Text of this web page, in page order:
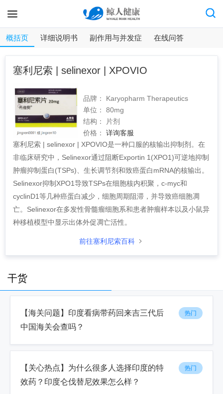
概括页 详细说明书 副作用与并发症 在线问答
塞利尼索 | selinexor | XPOVIO
品牌： Karyopharm Therapeutics
单位： 80mg
结构：
片剂
价格： 详询客服
塞利尼索 | selinexor | XPOVIO是一种口服的核输出抑制剂。在
非临床研究中，Selinexor通过阻断Exportin 1(XPO1)可逆地抑制
肿瘤抑制蛋白(TSPs)、生长调节剂和致癌蛋白mRNA的核输出。
Selinexor抑制XPO1导致TSPs在细胞核内积聚，c-myc和
cyclinD1等几种癌蛋白减少，细胞周期阻滞，并导致癌细胞凋
亡。Selinexor在多发性骨髓瘤细胞系和患者肿瘤样本以及小鼠异
种移植模型中显示出体外促凋亡活性。
前往塞利尼索百科
干货
热门
【海关问题】印度看病带药回来吉三代后
中国海关会查吗？
热门
【关心热点】为什么很多人选择印度的特
效药？印度仑伐替尼效果怎么样？